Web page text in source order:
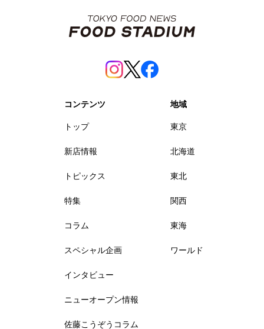
コンテンツ
トップ
新店情報
トピックス
特集
コラム
スペシャル企画
インタビュー
ニューオープン情報
佐藤こうぞうコラム
地域
東京
北海道
東北
関西
東海
ワールド